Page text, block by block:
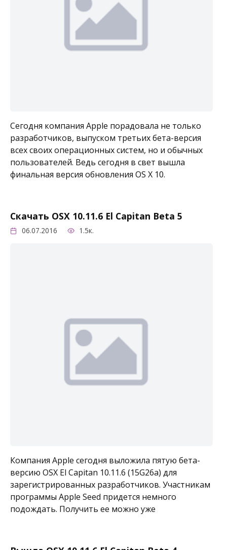
Сегодня компания Apple порадовала не только
разработчиков, выпуском третьих бета-версия
всех своих операционных систем, но и обычных
пользователей. Ведь сегодня в свет вышла
финальная версия обновления OS X 10.
Скачать OSX 10.11.6 El Capitan Beta 5
06.07.2016 1.5к.
Компания Apple сегодня выложила пятую бета-
версию OSX El Capitan 10.11.6 (15G26a) для
зарегистрированных разработчиков. Участникам
программы Apple Seed придется немного
подождать. Получить ее можно уже